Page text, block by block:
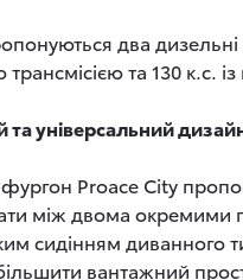
два
та 130 к.с.
та універсальний
Proace City
між двома окремими
сидінням диванного
вантажний